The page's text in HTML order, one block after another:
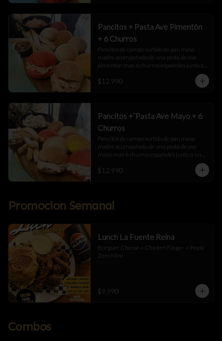
Pancitos + Pasta Ave Pimentón
+ 6 Churros
Pancitos de campo surtido de pan masa
madre acompañado de una pasta de ave
pimentón mas 6 churros españoles junto a
$12.990
Pancitos +¨Pasta Ave Mayo + 6
Churros
Pancitos de campo surtido de pan masa
madre acompañado de una pasta de ave
mayo mas 6 churros españoles junto a una
$12.990
Promocion Semanal
Lunch La Fuente Reina
Burguer Chesse + Chicken Finger  + Pepsi
Zero Mini
$9.990
Combos